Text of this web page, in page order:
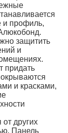
и профиль,
защитить
и
придать
и красками,
других
Панель